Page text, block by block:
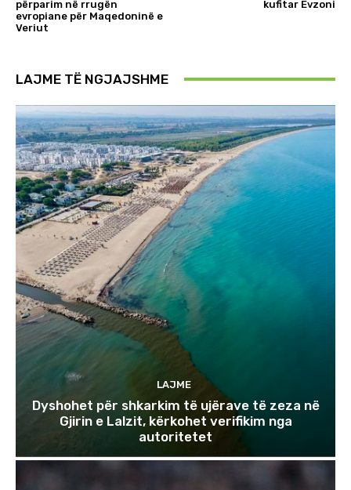
përparim në rrugën
evropiane për Maqedoninë e
Veriut
kufitar Evzoni
LAJME TË NGJAJSHME
LAJME
Dyshohet për shkarkim të ujërave të zeza në
Gjirin e Lalzit, kërkohet verifikim nga
autoritetet